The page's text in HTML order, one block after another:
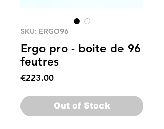
SKU: ERGO96
Ergo pro - boite de 96
feutres
€223.00Price
Out of Stock